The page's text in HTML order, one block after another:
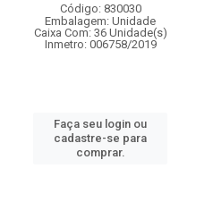
Código: 830030
Embalagem: Unidade
Caixa Com: 36 Unidade(s)
Inmetro: 006758/2019
Faça seu login ou
cadastre-se para
comprar.